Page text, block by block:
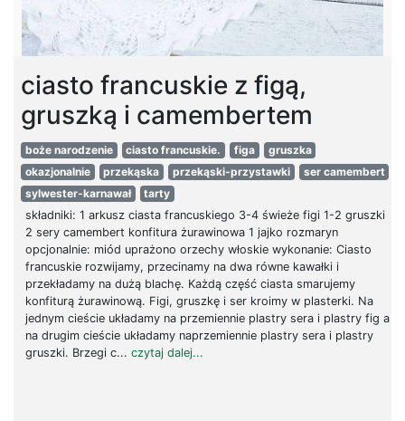
ciasto francuskie z figą,
gruszką i camembertem
boże narodzenie ciasto francuskie. figa
gruszka
okazjonalnie
przekąska przekąski-przystawki
ser camembert
sylwester-karnawał
tarty
składniki: 1 arkusz ciasta francuskiego 3-4 świeże figi 1-2 gruszki
2 sery camembert konfitura żurawinowa 1 jajko rozmaryn
opcjonalnie: miód uprażono orzechy włoskie wykonanie: Ciasto
francuskie rozwijamy, przecinamy na dwa równe kawałki i
przekładamy na dużą blachę. Każdą część ciasta smarujemy
konfiturą żurawinową. Figi, gruszkę i ser kroimy w plasterki. Na
jednym cieście układamy na przemiennie plastry sera i plastry fig a
na drugim cieście układamy naprzemiennie plastry sera i plastry
gruszki. Brzegi c... czytaj dalej...